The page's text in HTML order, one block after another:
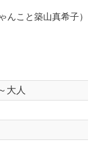
んこと築山真希子）
大人